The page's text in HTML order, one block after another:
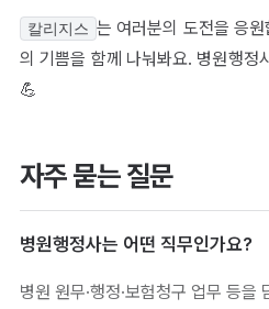
칼리지스 는 여러분의 도전을 응
의 기쁨을 함께 나눠봐요. 병원행정
💪
자주 묻는 질문
병원행정사는 어떤 직무인가요?
병원 원무·행정·보험청구 업무 등을